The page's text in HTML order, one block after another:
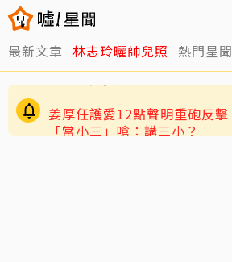
最新文章 林志玲曬帥兒照 熱門星聞
「當小三」嗆：講三小？